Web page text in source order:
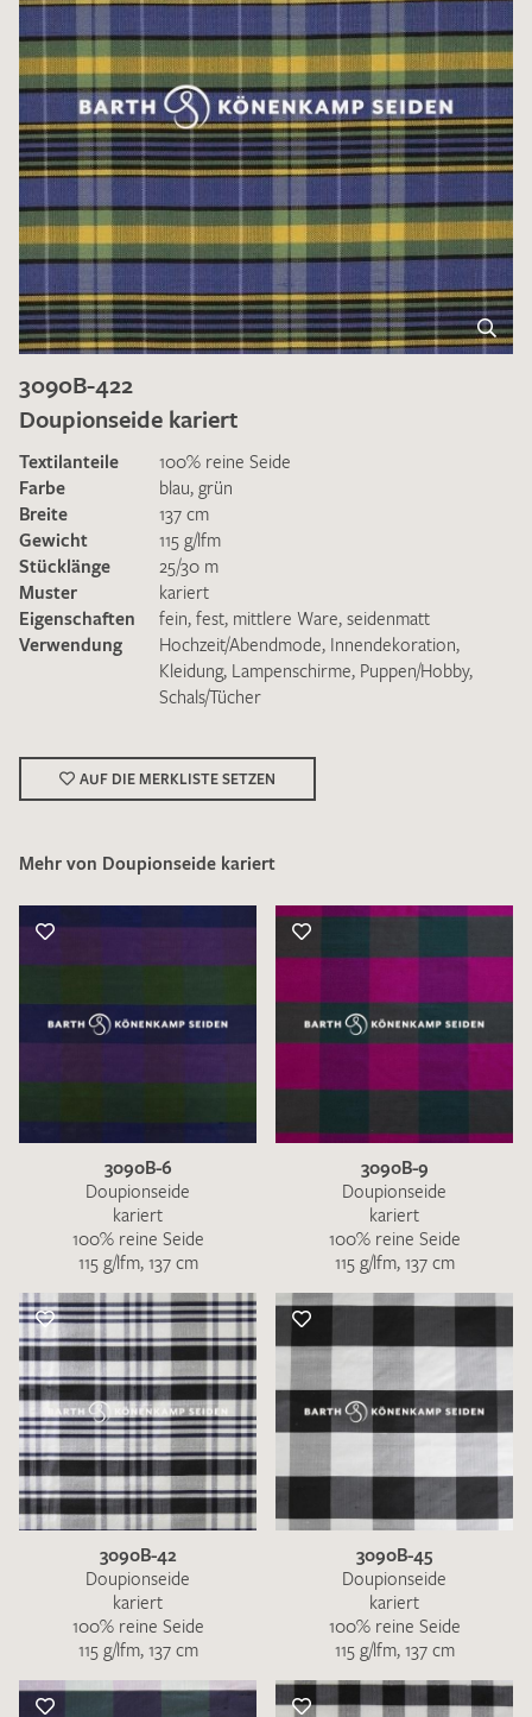
Ich bin damit einverstanden, dass meine angegebenen Daten
DieDatenschutzbestimmungenhabe ich zur Kenntnis
genommen und akzeptiere diese.
MUSTERANFRAGE SENDEN
3090B-422
Doupionseide kariert
Textilanteile
100% reine Seide
Farbe
blau, grün
Breite
137 cm
Gewicht
115 g/lfm
Stücklänge
25/30 m
Muster
kariert
Eigenschaften
fein, fest, mittlere Ware, seidenmatt
Verwendung
Hochzeit/Abendmode, Innendekoration,
Kleidung, Lampenschirme, Puppen/Hobby,
Schals/Tücher
AUF DIE MERKLISTE SETZEN
Mehr von Doupionseide kariert
3090B-6
Doupionseide
kariert
100% reine Seide
115 g/lfm, 137 cm
3090B-9
Doupionseide
kariert
100% reine Seide
115 g/lfm, 137 cm
3090B-42
Doupionseide
kariert
100% reine Seide
115 g/lfm, 137 cm
3090B-45
Doupionseide
kariert
100% reine Seide
115 g/lfm, 137 cm